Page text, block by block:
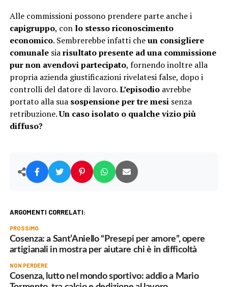
Alle commissioni possono prendere parte anche i
capigruppo, conlo stesso riconoscimento
economico. Sembrerebbe infatti cheun consigliere
comunalesiarisultato presente ad una commissione
pur non avendovi partecipato, fornendo inoltre alla
propria azienda giustificazioni rivelatesi false, dopo i
controlli del datore di lavoro.L’episodioavrebbe
portato alla sua sospensione per tre mesisenza
retribuzione.Un caso isolato o qualche vizio più
diffuso?
ARGOMENTI CORRELATI:
PROSSIMO
Cosenza: a Sant’Aniello “Presepi per amore”, opere
artigianali in mostra per aiutare chi è in difficoltà
NON PERDERE
Cosenza, lutto nel mondo sportivo: addio a Mario